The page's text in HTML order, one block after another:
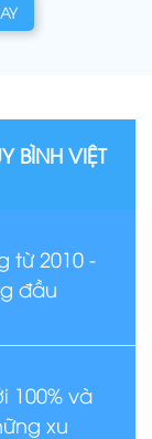
BÌNH VIỆT
từ 2010 -
đầu
100% và
xu